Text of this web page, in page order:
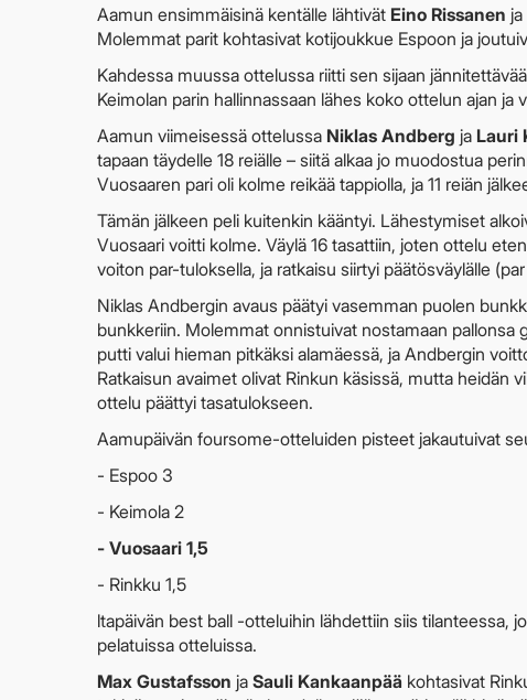
Aamun ensimmäisinä kentälle lähtivät Eino Rissanen
Molemmat parit kohtasivat kotijoukkue Espoon ja
Kahdessa muussa ottelussa riitti sen sijaan
Keimolan parin hallinnassaan lähes koko ottelun ajan ja
Aamun viimeisessä ottelussa Niklas Andberg ja Lauri
tapaan täydelle 18 reiälle – siitä alkaa jo muodostua
Vuosaaren pari oli kolme reikää tappiolla, ja 11 reiän
Tämän jälkeen peli kuitenkin kääntyi. Lähestymiset
Vuosaari voitti kolme. Väylä 16 tasattiin, joten ottelu
voiton par-tuloksella, ja ratkaisu siirtyi päätösväylälle
Niklas Andbergin avaus päätyi vasemman puolen
bunkkeriin. Molemmat onnistuivat nostamaan pallonsa
putti valui hieman pitkäksi alamäessä, ja Andbergin
Ratkaisun avaimet olivat Rinkun käsissä, mutta heidän
ottelu päättyi tasatulokseen.
Aamupäivän foursome-otteluiden pisteet jakautuivat
- Espoo 3
- Keimola 2
- Vuosaari 1,5
- Rinkku 1,5
ltapäivän best ball -otteluihin lähdettiin siis tilanteessa,
pelatuissa otteluissa.
Max Gustafsson ja Sauli Kankaanpää kohtasivat